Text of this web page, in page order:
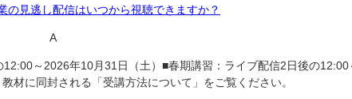
の見逃し配信はいつから視聴できますか？
A
～2026年10月31日（土）■春期講習：ライブ配信2日後の
材に同封される「受講方法について」をご覧ください。